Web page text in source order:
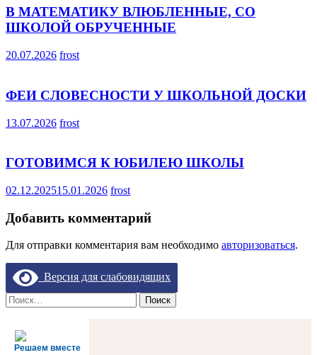
В МАТЕМАТИКУ ВЛЮБЛЕННЫЕ, СО
ШКОЛОЙ ОБРУЧЕННЫЕ
20.07.2026 frost
ФЕИ СЛОВЕСНОСТИ У ШКОЛЬНОЙ ДОСКИ
13.07.2026 frost
ГОТОВИМСЯ К ЮБИЛЕЮ ШКОЛЫ
02.12.202515.01.2026 frost
Добавить комментарий
Для отправки комментария вам необходимо авторизоваться.
Версия для слабовидящих
Найти:
Решаем вместе